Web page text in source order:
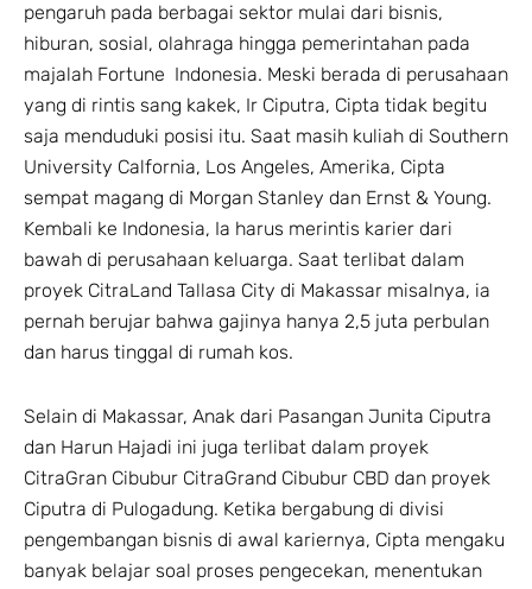
pengaruh pada berbagai sektor mulai dari bisnis,
hiburan, sosial, olahraga hingga pemerintahan pada
majalah Fortune Indonesia. Meski berada di perusahaan
yang di rintis sang kakek, Ir Ciputra, Cipta tidak begitu
saja menduduki posisi itu. Saat masih kuliah di Southern
University Calfornia, Los Angeles, Amerika, Cipta
sempat magang di Morgan Stanley dan Ernst & Young.
Kembali ke Indonesia, Ia harus merintis karier dari
bawah di perusahaan keluarga. Saat terlibat dalam
proyek CitraLand Tallasa City di Makassar misalnya, ia
pernah berujar bahwa gajinya hanya 2,5 juta perbulan
dan harus tinggal di rumah kos.
Selain di Makassar, Anak dari Pasangan Junita Ciputra
dan Harun Hajadi ini juga terlibat dalam proyek
CitraGran Cibubur CitraGrand Cibubur CBD dan proyek
Ciputra di Pulogadung. Ketika bergabung di divisi
pengembangan bisnis di awal kariernya, Cipta mengaku
banyak belajar soal proses pengecekan, menentukan